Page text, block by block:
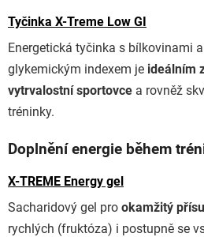
Tyčinka X-Treme Low GI
Energetická tyčinka s bílkovinami
glykemickým indexem je ideálním
vytrvalostní sportovce a rovněž
tréninky.
Doplnění energie během
X-TREME Energy gel
Sacharidový gel pro okamžitý
rychlých (fruktóza) i postupně se